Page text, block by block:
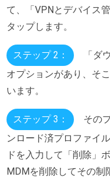
て、「VPNとデバイス
タップします。
ステップ 2：
「ダ
オプションがあり、そ
います。
ステップ 3：
その
ンロード済プロファイ
ドを入力して「削除」
MDMを削除してその制